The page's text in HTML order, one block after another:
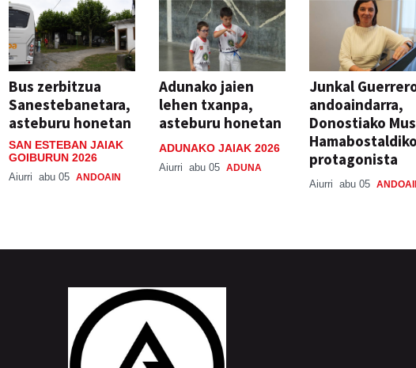
Bus zerbitzua
Sanestebanetara,
asteburu honetan
SAN ESTEBAN JAIAK
GOIBURUN 2026
Aiurri abu 05 ANDOAIN
Adunako jaien
lehen txanpa,
asteburu honetan
ADUNAKO JAIAK 2026
Aiurri abu 05 ADUNA
Junkal
andoaindarra,
Donostiako
Hamabostaldiko
protagonista
Aiurri abu 05